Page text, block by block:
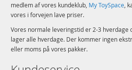
medlem af vores kundeklub, My ToySpace,
vores i forvejen lave priser.
Vores normale leveringstid er 2-3 hverdage
lager alle hverdage. Der kommer ingen
eller moms på vores pakker.